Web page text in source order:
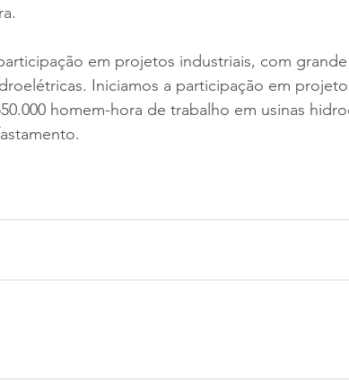
em projetos industriais, com
Iniciamos a participação em
homem-hora de trabalho em usinas